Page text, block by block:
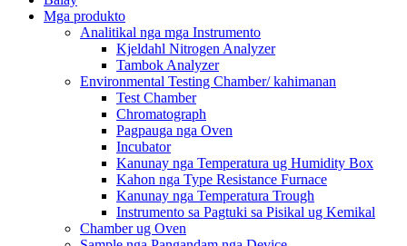
Mga produkto
Analitikal nga mga Instrumento
Kjeldahl Nitrogen Analyzer
Tambok Analyzer
Environmental Testing Chamber/ kahimanan
Test Chamber
Chromatograph
Pagpauga nga Oven
Incubator
Kanunay nga Temperatura ug Humidity Box
Kahon nga Type Resistance Furnace
Kanunay nga Temperatura Trough
Instrumento sa Pagtuki sa Pisikal ug Kemikal
Chamber ug Oven